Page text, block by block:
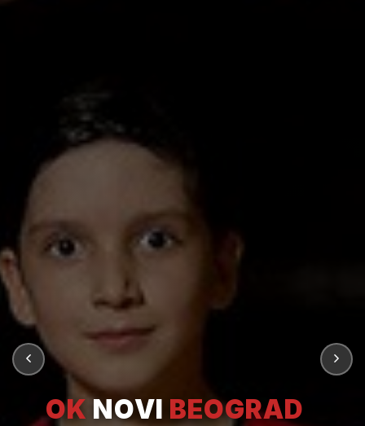
OK NOVI BEOGRAD